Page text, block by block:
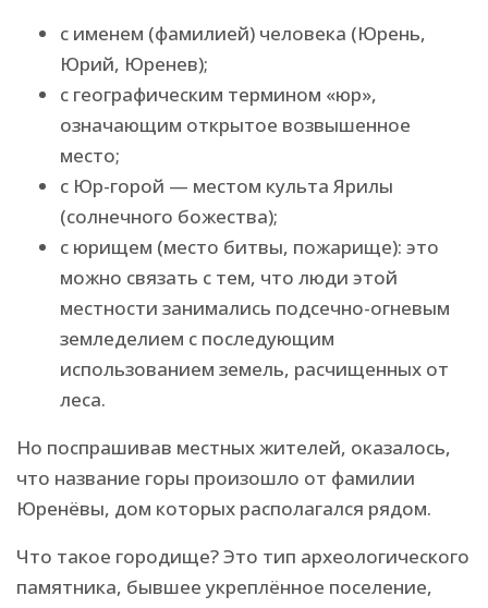
с именем (фамилией) человека (Юрень,
Юрий, Юренев);
с географическим термином «юр»,
означающим открытое возвышенное
место;
с Юр-горой — местом культа Ярилы
(солнечного божества);
с юрищем (место битвы, пожарище): это
можно связать с тем, что люди этой
местности занимались подсечно-огневым
земледелием с последующим
использованием земель, расчищенных от
леса.
Но поспрашивав местных жителей, оказалось,
что название горы произошло от фамилии
Юренёвы, дом которых располагался рядом.
Что такое городище? Это тип археологического
памятника, бывшее укреплённое поселение,